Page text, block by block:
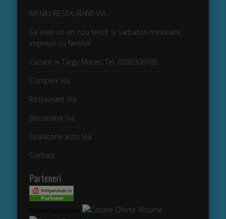
MENIU RESTAURANT VIA
Sa aveti un an nou fericit si sarbatori minunate,
impreun cu familia!
Cazare in Targu Mures: Tel. 0265306165
Complex Via
Restaurant Via
Benzinaria Via
Spalatorie auto Via
Contact
Parteneri